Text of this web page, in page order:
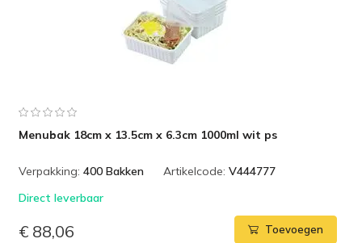
Menubak 18cm x 13.5cm x 6.3cm 1000ml wit ps
Verpakking: 400 Bakken Artikelcode: V444777
Direct leverbaar
€ 88,06 Toevoegen